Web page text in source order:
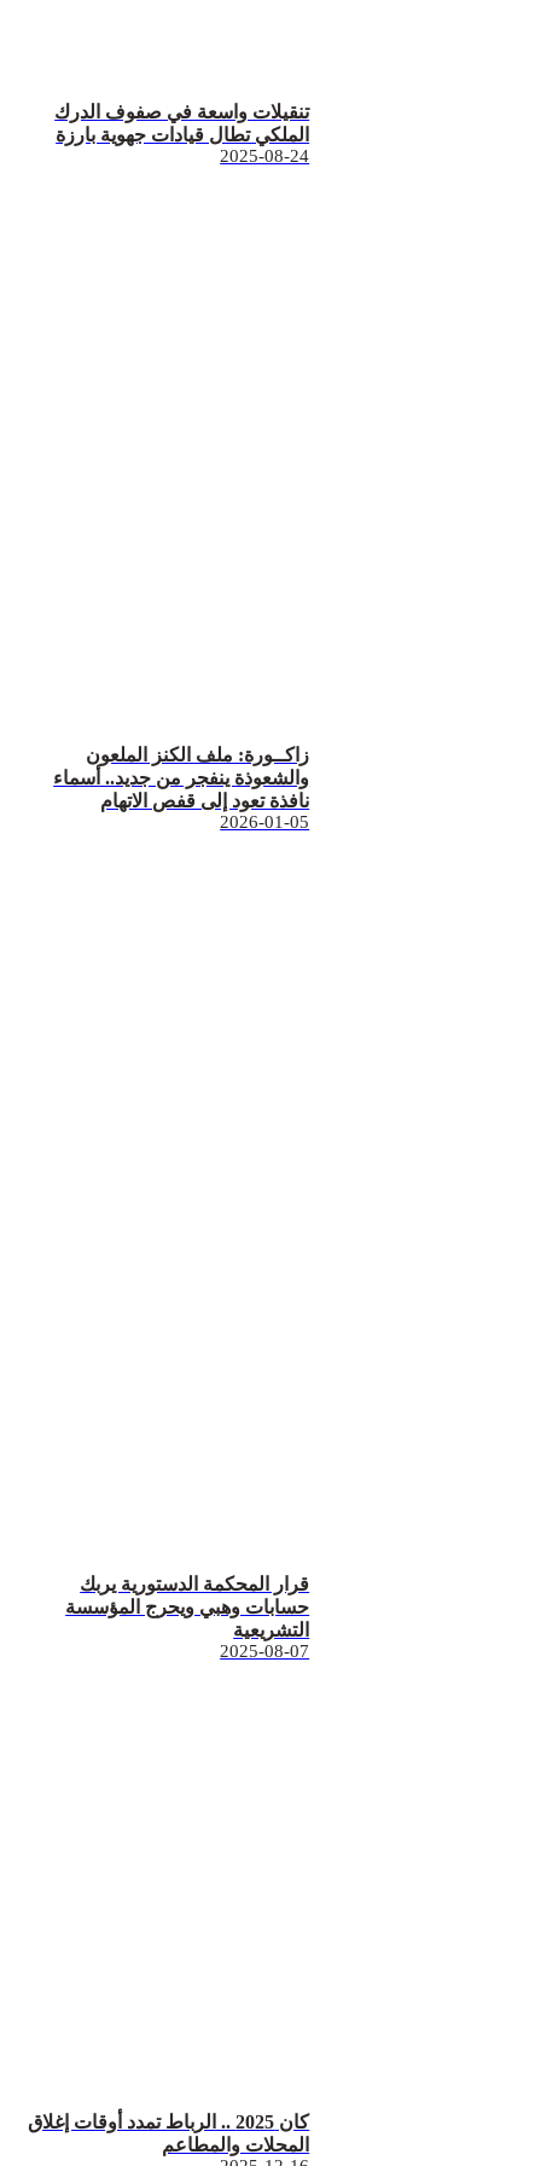
تنقيلات واسعة في صفوف الدرك
الملكي تطال قيادات جهوية بارزة
2025-08-24
زاكــورة: ملف الكنز الملعون
والشعوذة ينفجر من جديد.. أسماء
نافذة تعود إلى قفص الاتهام
2026-01-05
قرار المحكمة الدستورية يربك
حسابات وهبي ويحرج المؤسسة
التشريعية
2025-08-07
كان 2025 .. الرباط تمدد أوقات إغلاق
المحلات والمطاعم